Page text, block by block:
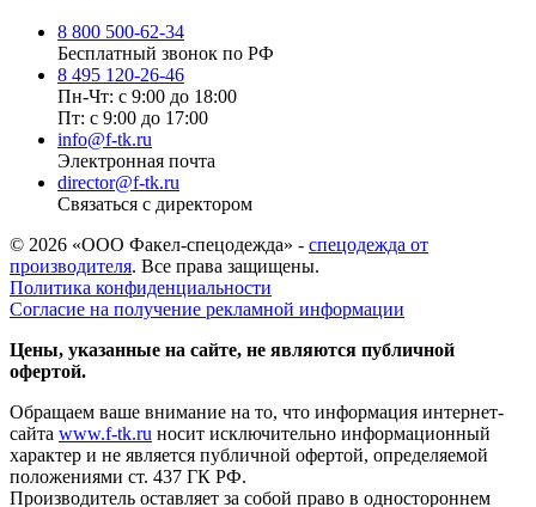
8 800 500-62-34
Бесплатный звонок по РФ
8 495 120-26-46
Пн-Чт: с 9:00 до 18:00
Пт: с 9:00 до 17:00
info@f-tk.ru
Электронная почта
director@f-tk.ru
Связаться с директором
© 2026 «ООО Факел-спецодежда» - спецодежда от
производителя. Все права защищены.
Политика конфиденциальности
Согласие на получение рекламной информации
Цены, указанные на сайте, не являются публичной
офертой.
Обращаем ваше внимание на то, что информация интернет-
сайта www.f-tk.ru носит исключительно информационный
характер и не является публичной офертой, определяемой
положениями ст. 437 ГК РФ.
Производитель оставляет за собой право в одностороннем